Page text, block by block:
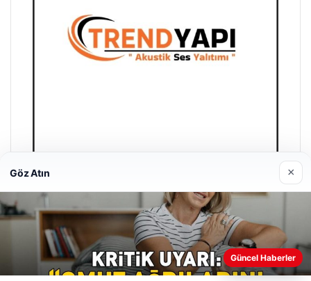
Trend Yapı Akustik
18/04/2026
Web sitemizi nasıl kullandığınızı daha iyi anlayabilmek,
Göz Atın ×
Güncel Haberler